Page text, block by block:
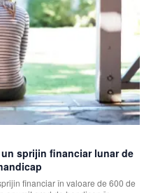
sprijin financiar lunar de
financiar în valoare de 600 de